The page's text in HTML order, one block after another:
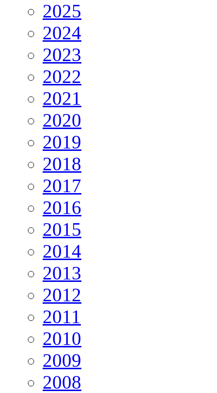
2025
2024
2023
2022
2021
2020
2019
2018
2017
2016
2015
2014
2013
2012
2011
2010
2009
2008